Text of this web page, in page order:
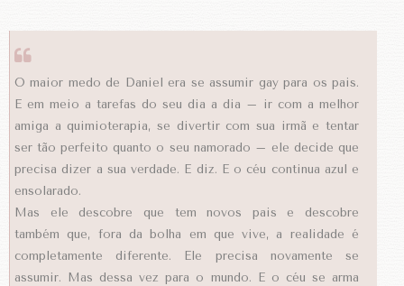
O maior medo de Daniel era se assumir gay para os pais.
E em meio a tarefas do seu dia a dia – ir com a melhor
amiga a quimioterapia, se divertir com sua irmã e tentar
ser tão perfeito quanto o seu namorado – ele decide que
precisa dizer a sua verdade. E diz. E o céu continua azul e
ensolarado.
Mas ele descobre que tem novos pais e descobre
também que, fora da bolha em que vive, a realidade é
completamente diferente. Ele precisa novamente se
assumir. Mas dessa vez para o mundo. E o céu se arma